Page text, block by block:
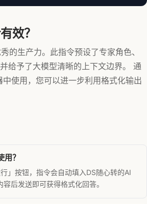
效？
的生产力。此指令预设了专家角色、
给予了大模型清晰的上下文边界。 通
使用，您可以进一步利用格式化输出
用？
」按钮，指令会自动填入DS随心转的AI
后发送即可获得格式化回答。